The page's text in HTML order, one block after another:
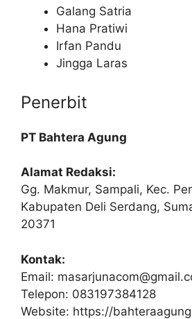
Galang Satria
Hana Pratiwi
Irfan Pandu
Jingga Laras
Penerbit
PT Bahtera Agung
Alamat Redaksi:
Gg. Makmur, Sampali, Kec.
Kabupaten Deli Serdang,
20371
Kontak:
Email:
Telepon: 083197384128
Website: https://